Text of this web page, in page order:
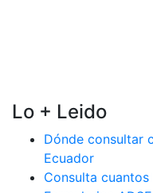
Lo + Leido
Dónde consultar
Ecuador
Consulta